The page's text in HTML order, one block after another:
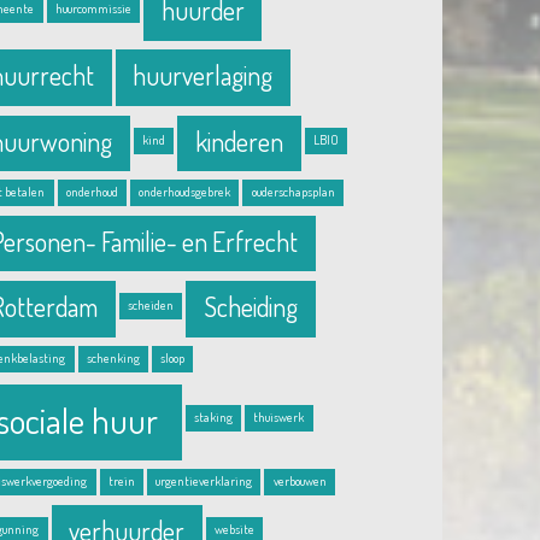
huurcommissie huurder
huurverlaging
kind kinderen LBIO
betalen onderhoud onderhoudsgebrek ouderschapsplan
Familie- en Erfrecht
scheiden Scheiding
schenking sloop
huur staking thuiswerk
trein urgentieverklaring verbouwen
verhuurder website